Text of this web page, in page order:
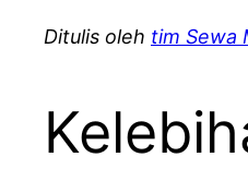
Ditulis oleh tim Sewa